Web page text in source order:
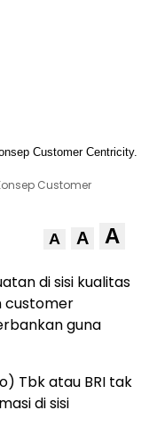
Customer
A A A
di sisi kualitas
customer
guna
Tbk atau BRI tak
di sisi